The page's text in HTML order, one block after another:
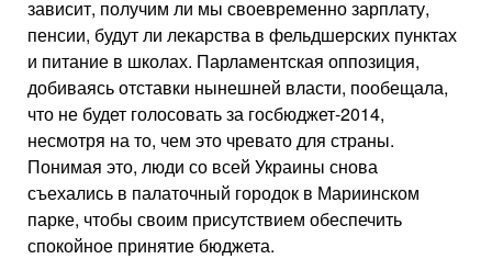
зависит, получим ли мы своевременно зарплату,
пенсии, будут ли лекарства в фельдшерских пун­ктах
и питание в школах. Парламентская оппозиция,
добиваясь отставки нынешней власти, пообещала,
что не будет голосовать за госбюджет-2014,
несмотря на то, чем это чревато для страны.
Понимая это, люди со всей Украины снова
съехались в палаточный городок в Мариинском
парке, чтобы своим присутствием обеспечить
спокойное принятие бюджета.